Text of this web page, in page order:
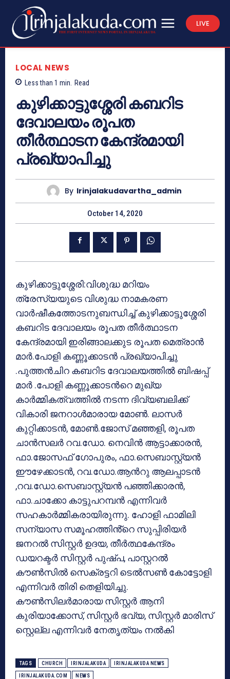
LIVE
LOCAL NEWS
Less than 1 min. Read
കുഴിക്കാട്ടുശ്ശേരി കബറിട
ദേവാലയം രൂപത
തീർത്ഥാടന കേന്ദ്രമായി
പ്രഖ്യാപിച്ചു
By Irinjalakudavartha_admin
October 14, 2020
കുഴിക്കാട്ടുശ്ശേരി:വിശുദ്ധ മറിയം
ത്രേസ്യയുടെ വിശുദ്ധ നാമകരണ
വാർഷീകത്തോടനുബന്ധിച്ച് കുഴിക്കാട്ടുശ്ശേരി
കബറിട ദേവാലയം രൂപത തീർത്ഥാടന
കേന്ദ്രമായി ഇരിങ്ങാലക്കുട രൂപത മെത്രാൻ
മാർ.പോളി കണ്ണൂക്കാടൻ പ്രഖ്യാപിച്ചു
.പുത്തൻചിറ കബറിട ദേവാലയത്തിൽ ബിഷപ്പ്
മാർ .പോളി കണ്ണൂക്കാടൻറെ മുഖ്യ
കാർമ്മികത്വത്തിൽ നടന്ന ദിവ്യബലിക്ക്
വികാരി ജനറാൾമാരായ മോൺ. ലാസർ
കുറ്റിക്കാടൻ, മോൺ.ജോസ് മഞ്ഞളി, രൂപത
ചാൻസലർ റവ.ഡോ. നെവിൻ ആട്ടാക്കാരൻ,
ഫാ.ജോസഫ് ഗോപുരം, ഫാ.സെബാസ്റ്റ്യൻ
ഈഴേക്കാടൻ, റവ.ഡോ.ആൻറു ആലപ്പാടൻ
,റവ.ഡോ.സെബാസ്റ്റ്യൻ പഞ്ഞിക്കാരൻ,
ഫാ.ചാക്കോ കാട്ടുപറമ്പൻ എന്നിവർ
സഹകാർമ്മികരായിരുന്നു. ഹോളി ഫാമിലി
സന്യാസ സമൂഹത്തിൻ്റെ സുപ്പിരിയർ
ജനറൽ സിസ്റ്റർ ഉദയ, തീർത്ഥകേന്ദ്രം
ഡയറക്ടർ സിസ്റ്റർ പുഷ്പ, പാസ്റ്ററൽ
കൗൺസിൽ സെക്രട്ടറി ടെൽസൺ കോട്ടോളി
എന്നിവർ തിരി തെളിയിച്ചു.
കൗൺസിലർമാരായ സിസ്റ്റർ ആനി
കുരിയാക്കോസ്, സിസ്റ്റർ ഭവ്യ, സിസ്റ്റർ മാരിസ്
സ്റ്റെല്ല എന്നിവർ നേതൃത്യം നൽകി
TAGS CHURCH IRINJALAKUDA IRINJALAKUDA NEWS
IRINJALAKUDA.COM NEWS